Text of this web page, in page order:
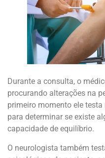
Durante a consulta, o
procurando alterações na
primeiro momento ele
para determinar se existe
capacidade de equilíbrio.
O neurologista também